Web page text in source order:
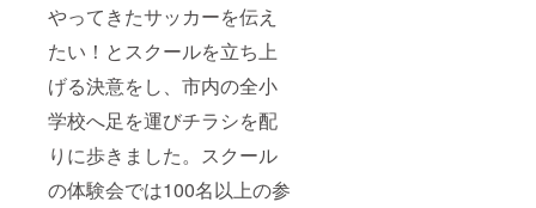
やってきたサッカーを伝え
たい！とスクールを立ち上
げる決意をし、市内の全小
学校へ足を運びチラシを配
りに歩きました。スクール
の体験会では100名以上の参